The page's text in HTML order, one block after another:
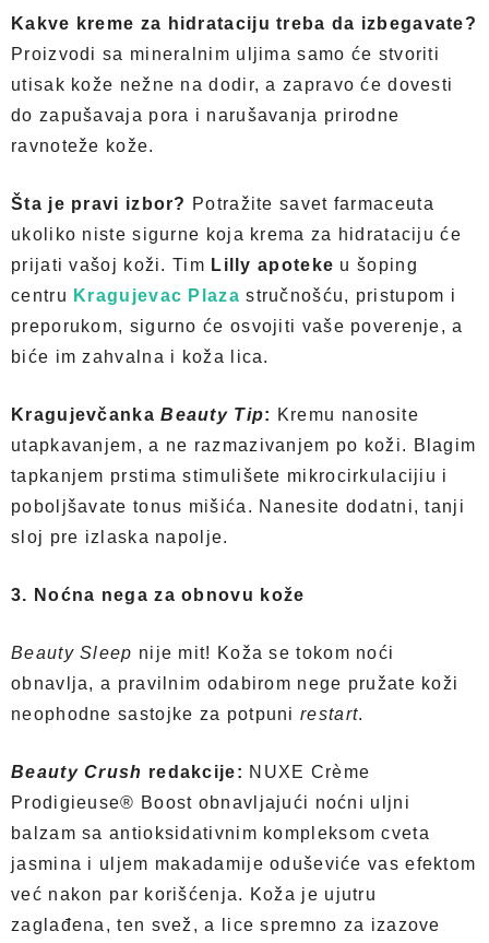
Kakve kreme za hidrataciju treba da izbegavate?
Proizvodi sa mineralnim uljima samo će stvoriti
utisak kože nežne na dodir, a zapravo će dovesti
do zapušavaja pora i narušavanja prirodne
ravnoteže kože.
Šta je pravi izbor? Potražite savet farmaceuta
ukoliko niste sigurne koja krema za hidrataciju će
prijati vašoj koži. Tim Lilly apoteke u šoping
centru Kragujevac Plaza stručnošću, pristupom i
preporukom, sigurno će osvojiti vaše poverenje, a
biće im zahvalna i koža lica.
KragujevčankaBeauty Tip: Kremu nanosite
utapkavanjem, a ne razmazivanjem po koži. Blagim
tapkanjem prstima stimulišete mikrocirkulacijiu i
poboljšavate tonus mišića. Nanesite dodatni, tanji
sloj pre izlaska napolje.
3. Noćna nega za obnovu kože
Beauty Sleep nije mit! Koža se tokom noći
obnavlja, a pravilnim odabirom nege pružate koži
neophodne sastojke za potpunirestart.
Beauty Crush redakcije: NUXE Crème
Prodigieuse® Boost obnavljajući noćni uljni
balzam sa antioksidativnim kompleksom cveta
jasmina i uljem makadamije oduševiće vas efektom
već nakon par korišćenja. Koža je ujutru
zaglađena, ten svež, a lice spremno za izazove